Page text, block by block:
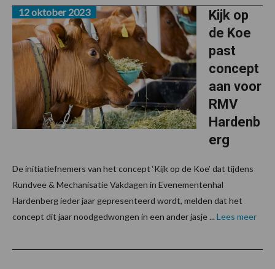
Kijk op
de Koe
past
concept
aan voor
RMV
Hardenb
erg
12 oktober 2023
De initiatiefnemers van het concept ‘Kijk op de Koe’ dat tijdens
Rundvee & Mechanisatie Vakdagen in Evenementenhal
Hardenberg ieder jaar gepresenteerd wordt, melden dat het
concept dit jaar noodgedwongen in een ander jasje ... Lees meer